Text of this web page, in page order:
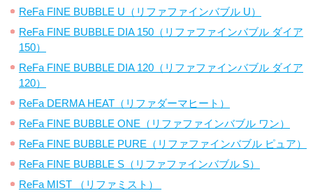
ReFa FINE BUBBLE U（リファファインバブル U）
ReFa FINE BUBBLE DIA 150（リファファインバブル ダイア
150）
ReFa FINE BUBBLE DIA 120（リファファインバブル ダイア
120）
ReFa DERMA HEAT（リファダーマヒート）
ReFa FINE BUBBLE ONE（リファファインバブル ワン）
ReFa FINE BUBBLE PURE（リファファインバブル ピュア）
ReFa FINE BUBBLE S（リファファインバブル S）
ReFa MIST （リファミスト）